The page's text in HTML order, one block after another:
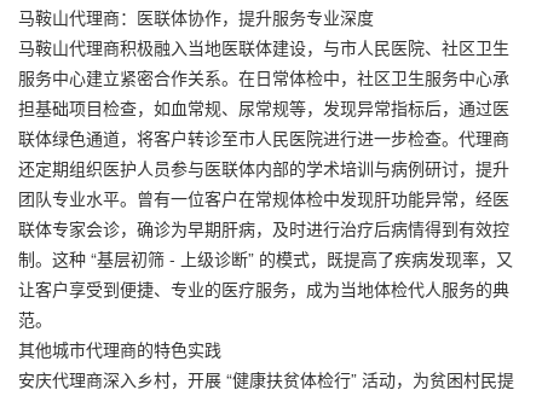
马鞍山代理商：医联体协作，提升服务专业深度
马鞍山代理商积极融入当地医联体建设，与市人民医院、社区卫生
服务中心建立紧密合作关系。在日常体检中，社区卫生服务中心承
担基础项目检查，如血常规、尿常规等，发现异常指标后，通过医
联体绿色通道，将客户转诊至市人民医院进行进一步检查。代理商
还定期组织医护人员参与医联体内部的学术培训与病例研讨，提升
团队专业水平。曾有一位客户在常规体检中发现肝功能异常，经医
联体专家会诊，确诊为早期肝病，及时进行治疗后病情得到有效控
制。这种 “基层初筛 - 上级诊断” 的模式，既提高了疾病发现率，又
让客户享受到便捷、专业的医疗服务，成为当地体检代人服务的典
范。
其他城市代理商的特色实践
安庆代理商深入乡村，开展 “健康扶贫体检行” 活动，为贫困村民提